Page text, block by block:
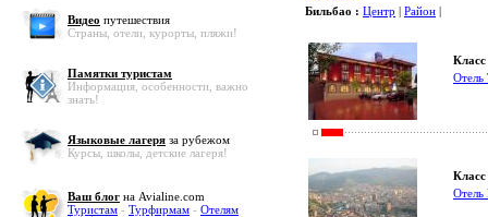
Видео путешествия
Страны, отели, курорты, пляжи!
Памятки туристам
Информация, особенности, важно
знать!
Языковые лагеря за рубежом
Курсы, школы, детские лагеря!
Ваш блог на Avialine.com
Туристам - Турфирмам - Отелям
Бильбао : Центр | Район |
Отель
Отель